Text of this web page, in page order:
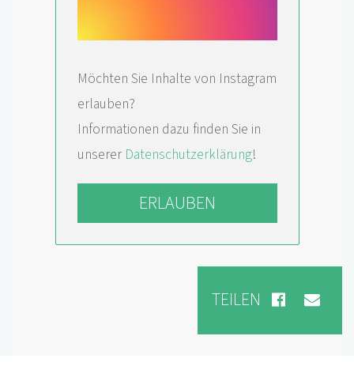
Möchten Sie Inhalte von Instagram
erlauben?
Informationen dazu finden Sie in
unserer Datenschutzerklärung!
ERLAUBEN
TEILEN